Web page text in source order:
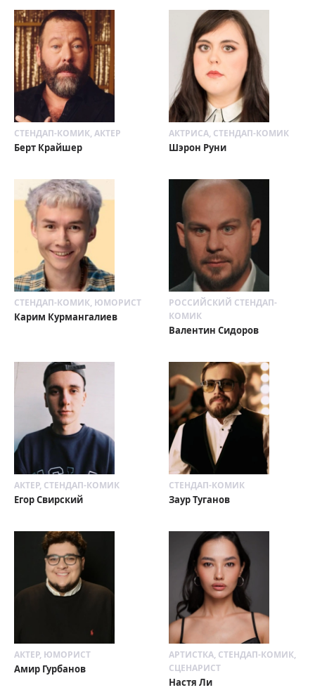
СТЕНДАП-КОМИК, АКТЕР
Берт Крайшер
АКТРИСА, СТЕНДАП-КОМИК
Шэрон Руни
СТЕНДАП-КОМИК, ЮМОРИСТ
Карим Курмангалиев
РОССИЙСКИЙ СТЕНДАП-
КОМИК
Валентин Сидоров
АКТЕР, СТЕНДАП-КОМИК
Егор Свирский
СТЕНДАП-КОМИК
Заур Туганов
АКТЕР, ЮМОРИСТ
Амир Гурбанов
АРТИСТКА, СТЕНДАП-КОМИК,
СЦЕНАРИСТ
Настя Ли